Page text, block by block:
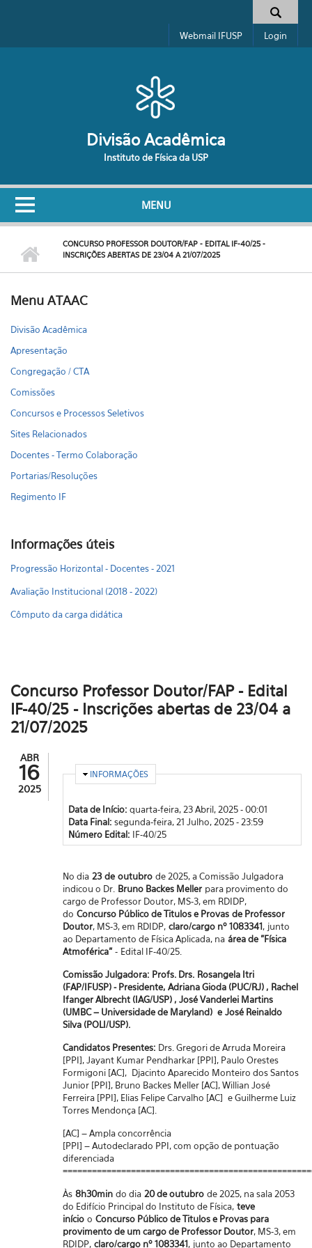
Formulário de busca
Webmail IFUSP Login
Divisão Acadêmica
Instituto de Física da USP
MENU
CONCURSO PROFESSOR DOUTOR/FAP - EDITAL IF-40/25 -
INSCRIÇÕES ABERTAS DE 23/04 A 21/07/2025
Menu ATAAC
Divisão Acadêmica
Apresentação
Congregação / CTA
Comissões
Concursos e Processos Seletivos
Sites Relacionados
Docentes - Termo Colaboração
Portarias/Resoluções
Regimento IF
Informações úteis
Progressão Horizontal - Docentes - 2021
Avaliação Institucional (2018 - 2022)
Cômputo da carga didática
Concurso Professor Doutor/FAP - Edital
IF-40/25 - Inscrições abertas de 23/04 a
21/07/2025
ABR
16
2025
OCULTAR
INFORMAÇÕES
Data de Início: quarta-feira, 23 Abril, 2025 - 00:01
Data Final: segunda-feira, 21 Julho, 2025 - 23:59
Número Edital: IF-40/25
No dia 23de outubro de 2025, a Comissão Julgadora
indicou o Dr. Bruno Backes Meller para provimento do
cargo de Professor Doutor, MS-3, em RDIDP,
do Concurso Público de Titulos e Provas de Professor
Doutor, MS-3, em RDIDP, claro/cargo nº 1083341, junto
ao Departamento de Física Aplicada, na área de "Física
Atmoférica"- Edital IF-40/25.
Comissão Julgadora: Profs. Drs. Rosangela Itri
(FAP/IFUSP) - Presidente, Adriana Gioda (PUC/RJ) , Rachel
Ifanger Albrecht (IAG/USP) , José Vanderlei Martins
(UMBC – Universidade de Maryland) e José Reinaldo
Silva (POLI/USP).
Candidatos Presentes: Drs. Gregori de Arruda Moreira
[PPI], Jayant Kumar Pendharkar [PPI], Paulo Orestes
Formigoni [AC], Djacinto Aparecido Monteiro dos Santos
Junior [PPI], Bruno Backes Meller [AC], Willian José
Ferreira [PPI], Elias Felipe Carvalho [AC] e Guilherme Luiz
Torres Mendonça [AC].
[AC] – Ampla concorrência
[PPI] – Autodeclarado PPI, com opção de pontuação
diferenciada
Às 8h30min do dia 20 de outubro de 2025, na sala 2053
do Edifício Principal do Instituto de Física, teve
início o Concurso Público de Titulos e Provas para
provimento de um cargo de Professor Doutor, MS-3, em
RDIDP, claro/cargo nº 1083341, junto ao Departamento